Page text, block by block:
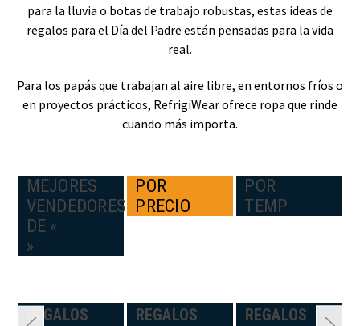
para la lluvia o botas de trabajo robustas, estas ideas de
regalos para el Día del Padre están pensadas para la vida
real.
Para los papás que trabajan al aire libre, en entornos fríos o
en proyectos prácticos, RefrigiWear ofrece ropa que rinde
cuando más importa.
MEJORES
VENDEDORES
DE «
»
POR
PRECIO
POR
TEMP
REGALOS
REGALOS
REGALOS